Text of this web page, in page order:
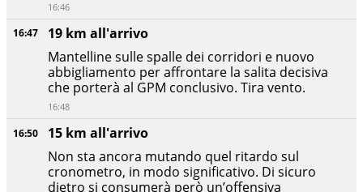
16:50
15 km all'arrivo
Non sta ancora mutando quel ritardo sul
cronometro, in modo significativo. Di sicuro
dietro si consumerà però un’offensiva
16:47
19 km all'arrivo
Mantelline sulle spalle dei corridori e nuovo
abbigliamento per affrontare la salita decisiva
che porterà al GPM conclusivo. Tira vento.
16:48
16:46